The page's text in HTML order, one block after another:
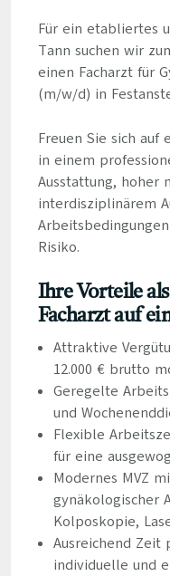
Für ein etabliertes
Tann suchen wir
einen Facharzt für
(m/w/d) in
Freuen Sie sich
in einem
Ausstattung, hoher
interdisziplinärem
Risiko.
Ihre Vorteile
Facharzt auf
Attraktive
12.000 € brutto
Geregelte
und
Flexible
für eine
Modernes MVZ
gynäkologischer
Kolposkopie,
Ausreichend
individuelle und